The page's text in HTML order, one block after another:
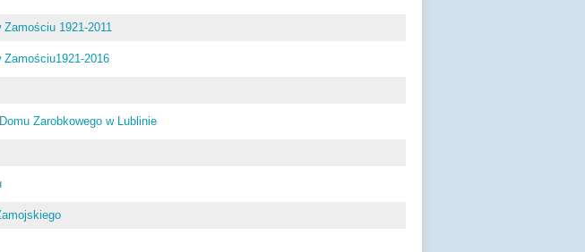
1921-2011
2016
Zarobkowego w Lublinie